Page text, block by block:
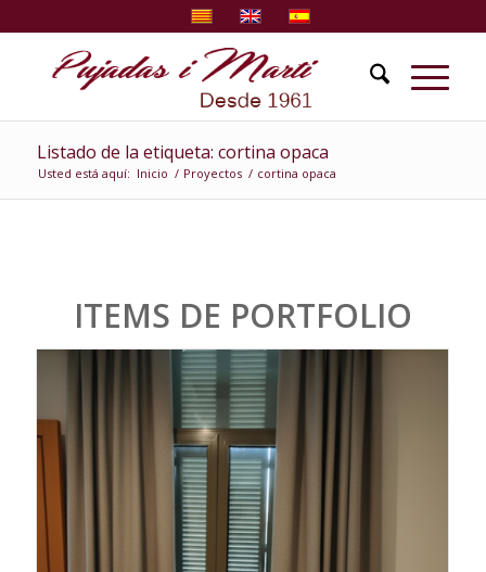
Listado de la etiqueta: cortina opaca
Usted está aquí: Inicio / Proyectos / cortina opaca
ITEMS DE PORTFOLIO